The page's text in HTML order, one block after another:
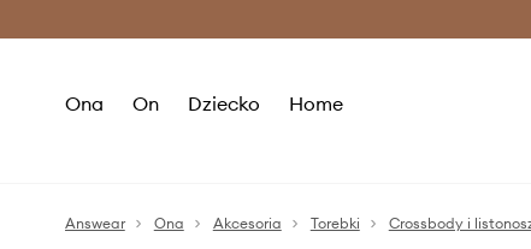
Ona On Dziecko Home
Answear Ona Akcesoria Torebki Crossbody i